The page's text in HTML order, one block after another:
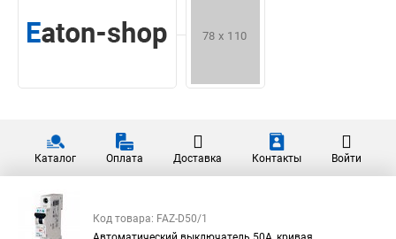
Каталог Оплата Доставка Контакты Войти
Код товара: FAZ-D50/1